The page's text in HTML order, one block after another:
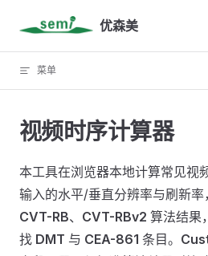
Skip to content 优森美
菜单
视频时序计算器
本工具在浏览器本地计算常见视
输入的水平/垂直分辨率与刷新率
CVT-RB、 CVT-RBv2 算法结果
找 DMT 与 CEA-861 条目。